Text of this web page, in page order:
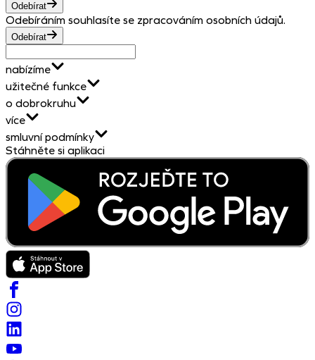
Odebírat
Odebíráním souhlasíte se zpracováním osobních údajů.
Odebírat
nabízíme
užitečné funkce
o dobrokruhu
více
smluvní podmínky
Stáhněte si aplikaci